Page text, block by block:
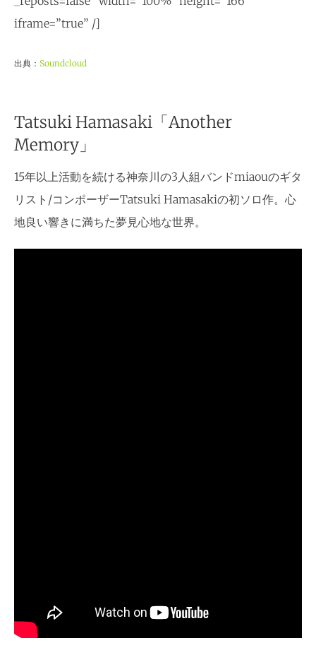
iframe=”true” /]
出典： Soundcloud
Tatsuki Hamasaki「Another
Memory」
15年以上活動を続ける神奈川の3人組バンドmiaouのギタ
リスト/コンポーザーTatsuki Hamasakiの初ソロ作。心
地良い響きに満ちた夢見心地な世界。